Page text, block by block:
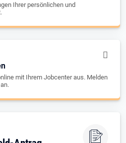
Ihrer persönlichen und
mit Ihrem Jobcenter aus. Melden